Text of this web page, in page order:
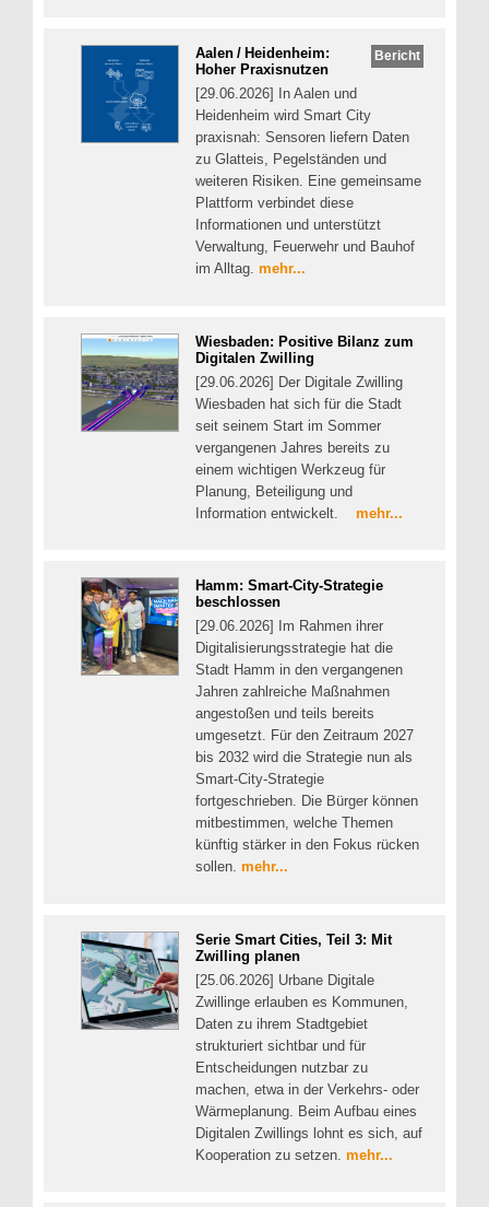
Bericht
Aalen / Heidenheim:
Hoher Praxisnutzen
[29.06.2026] In Aalen und
Heidenheim wird Smart City
praxisnah: Sensoren liefern Daten
zu Glatteis, Pegelständen und
weiteren Risiken. Eine gemeinsame
Plattform verbindet diese
Informationen und unterstützt
Verwaltung, Feuerwehr und Bauhof
im Alltag. mehr...
Wiesbaden: Positive Bilanz zum
Digitalen Zwilling
[29.06.2026] Der Digitale Zwilling
Wiesbaden hat sich für die Stadt
seit seinem Start im Sommer
vergangenen Jahres bereits zu
einem wichtigen Werkzeug für
Planung, Beteiligung und
Information entwickelt. mehr...
Hamm: Smart-City-Strategie
beschlossen
[29.06.2026] Im Rahmen ihrer
Digitalisierungsstrategie hat die
Stadt Hamm in den vergangenen
Jahren zahlreiche Maßnahmen
angestoßen und teils bereits
umgesetzt. Für den Zeitraum 2027
bis 2032 wird die Strategie nun als
Smart-City-Strategie
fortgeschrieben. Die Bürger können
mitbestimmen, welche Themen
künftig stärker in den Fokus rücken
sollen. mehr...
Serie Smart Cities, Teil 3: Mit
Zwilling planen
[25.06.2026] Urbane Digitale
Zwillinge erlauben es Kommunen,
Daten zu ihrem Stadtgebiet
strukturiert sichtbar und für
Entscheidungen nutzbar zu
machen, etwa in der Verkehrs- oder
Wärmeplanung. Beim Aufbau eines
Digitalen Zwillings lohnt es sich, auf
Kooperation zu setzen. mehr...